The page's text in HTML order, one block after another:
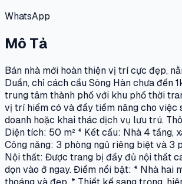
WhatsApp
Mô Tả
Bán nhà mới hoàn thiện vị trí cực đẹp,
Duẩn, chỉ cách cầu Sông Hàn chưa đến
trung tâm thành phố với khu phố thời
vị trí hiếm có và đầy tiềm năng cho việc
doanh hoặc khai thác dịch vụ lưu trú.
Diện tích: 50 m² * Kết cấu: Nhà 4 tầng,
Công năng: 3 phòng ngủ riêng biệt và 3
Nội thất: Được trang bị đầy đủ nội thất
dọn vào ở ngay. Điểm nổi bật: * Nhà hai